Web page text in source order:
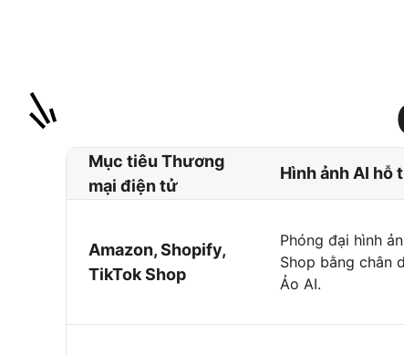
Mục tiêu Thương
mại điện tử
Hình ảnh AI hỗ
Amazon, Shopify,
TikTok Shop
Phóng đại hình
Shop bằng chân
Ảo AI.